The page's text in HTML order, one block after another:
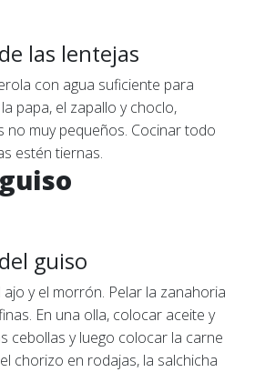
las lentejas
con agua suficiente para
papa, el zapallo y choclo,
muy pequeños. Cocinar todo
estén tiernas.
guiso
ajo y el morrón. Pelar la zanahoria
En una olla, colocar aceite y
cebollas y luego colocar la carne
chorizo en rodajas, la salchicha